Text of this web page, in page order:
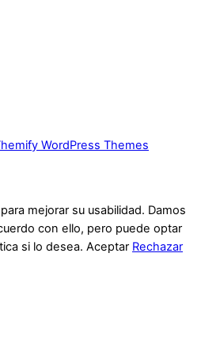
WordPress Themes
mejorar su usabilidad. Damos
con ello, pero puede optar
si lo desea. Aceptar Rechazar